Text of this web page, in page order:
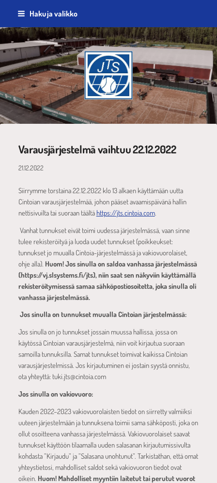
Siirry
sisältöön
Haku ja valikko
Jyväskylän Tennisseura ry
Varausjärjestelmä vaihtuu 22.12.2022
21.12.2022
Siirrymme torstaina 22.12.2022 klo 13 alkaen käyttämään uutta
Cintoian varausjärjestelmää, johon pääset avaamispäivänä hallin
nettisivuilta tai suoraan täältä https://jts.cintoia.com.
Vanhat tunnukset eivät toimi uudessa järjestelmässä, vaan sinne
tulee rekisteröityä ja luoda uudet tunnukset (poikkeukset:
tunnukset jo muualla Cintoia-järjestelmässä ja vakiovuorolaiset,
ohje alla). Huom! Jos sinulla on saldoa vanhassa järjestelmässä
(https://vj.slsystems.fi/jts), niin saat sen näkyviin käyttämällä
rekisteröitymisessä samaa sähköpostiosoitetta, joka sinulla oli
vanhassa järjestelmässä.
Jos sinulla on tunnukset muualla Cintoian järjestelmässä:
Jos sinulla on jo tunnukset jossain muussa hallissa, jossa on
käytössä Cintoian varausjärjestelmä, niin voit kirjautua suoraan
samoilla tunnuksilla. Samat tunnukset toimivat kaikissa Cintoian
varausjärjestelmissä. Jos kirjautuminen ei jostain syystä onnistu,
ota yhteyttä: tuki.jts@cintoia.com
Jos sinulla on vakiovuoro:
Kauden 2022–2023 vakiovuorolaisten tiedot on siirretty valmiiksi
uuteen järjestelmään ja tunnuksena toimii sama sähköposti, joka on
ollut osoitteena vanhassa järjestelmässä. Vakiovuorolaiset saavat
tunnukset käyttöön tilaamalla uuden salasanan kirjautumissivulta
kohdasta ”Kirjaudu” ja ”Salasana unohtunut”. Tarkistathan, että omat
yhteystietosi, mahdolliset saldot sekä vakiovuoron tiedot ovat
oikein. Huom! Mahdolliset myyntiin laitetut tai perutut vuorot